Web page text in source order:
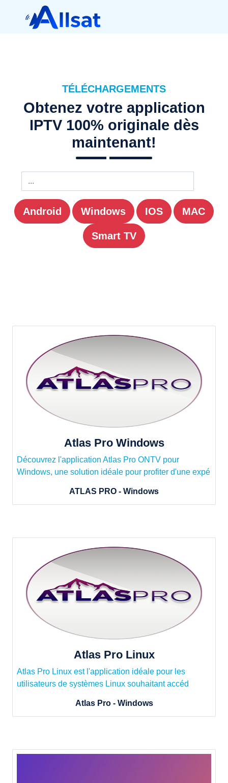
TÉLÉCHARGEMENTS
Obtenez votre application
IPTV 100% originale dès
maintenant!
Android Windows IOS MAC
Smart TV
Atlas Pro Windows
Découvrez l'application Atlas Pro ONTV pour
Windows, une solution idéale pour profiter d'une expé
ATLAS PRO - Windows
Atlas Pro Linux
Atlas Pro Linux est l'application idéale pour les
utilisateurs de systèmes Linux souhaitant accéd
Atlas Pro - Windows